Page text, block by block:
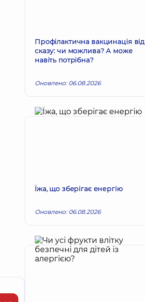
Профілактична вакцинація від
сказу: чи можлива? А може
навіть потрібна?
Оновлено: 06.08.2026
Їжа, що зберігає енергію
Оновлено: 06.08.2026